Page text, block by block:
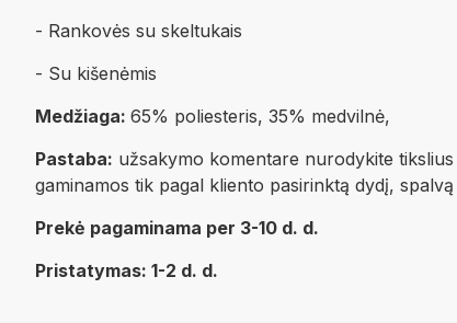
- Rankovės su skeltukais
- Su kišenėmis
Medžiaga: 65% poliesteris, 35% medvilnė,
Pastaba: užsakymo komentare nurodykite
gaminamos tik pagal kliento pasirinktą dydį,
Prekė pagaminama per 3-10 d. d.
Pristatymas: 1-2 d. d.